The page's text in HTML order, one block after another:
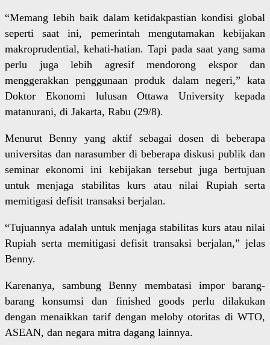
“Memang lebih baik dalam ketidakpastian kondisi global
seperti saat ini, pemerintah mengutamakan kebijakan
makroprudential, kehati-hatian. Tapi pada saat yang sama
perlu juga lebih agresif mendorong ekspor dan
menggerakkan penggunaan produk dalam negeri,” kata
Doktor Ekonomi lulusan Ottawa University kepada
matanurani, di Jakarta, Rabu (29/8).
Menurut Benny yang aktif sebagai dosen di beberapa
universitas dan narasumber di beberapa diskusi publik dan
seminar ekonomi ini kebijakan tersebut juga bertujuan
untuk menjaga stabilitas kurs atau nilai Rupiah serta
memitigasi defisit transaksi berjalan.
“Tujuannya adalah untuk menjaga stabilitas kurs atau nilai
Rupiah serta memitigasi defisit transaksi berjalan,” jelas
Benny.
Karenanya, sambung Benny membatasi impor barang-
barang konsumsi dan finished goods perlu dilakukan
dengan menaikkan tarif dengan meloby otoritas di WTO,
ASEAN, dan negara mitra dagang lainnya.